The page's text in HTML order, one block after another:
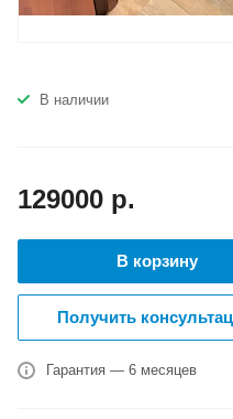
В наличии
129000 р.
В корзину
Получить
Гарантия — 6 месяцев